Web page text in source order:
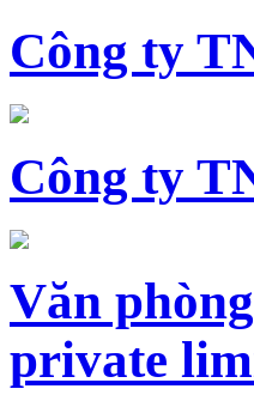
Công ty
Công ty
Văn
private